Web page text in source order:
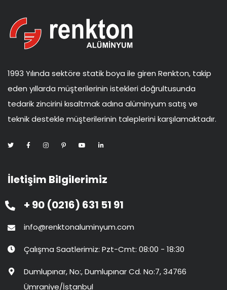
1993 Yılında sektöre statik boya ile giren Renkton, takip
eden yıllarda müşterilerinin istekleri doğrultusunda
tedarik zincirini kısaltmak adına alüminyum satış ve
teknik destekle müşterilerinin taleplerini karşılamaktadır.
İletişim Bilgilerimiz
+ 90 (0216) 631 51 91
info@renktonaluminyum.com
Çalışma Saatlerimiz: Pzt-Cmt: 08:00 - 18:30
Dumlupınar, No:, Dumlupınar Cd. No:7, 34766
Ümraniye/İstanbul